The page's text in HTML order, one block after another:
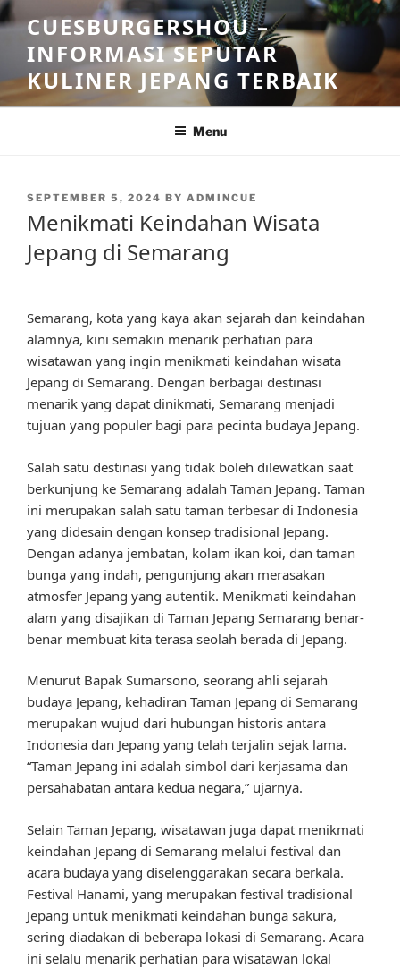
Skip
to
content
CUESBURGERSHOU –
INFORMASI SEPUTAR
KULINER JEPANG TERBAIK
Menu
POSTED
SEPTEMBER 5, 2024 BY ADMINCUE
Menikmati Keindahan Wisata
Jepang di Semarang
Semarang, kota yang kaya akan sejarah dan keindahan
alamnya, kini semakin menarik perhatian para
wisatawan yang ingin menikmati keindahan wisata
Jepang di Semarang. Dengan berbagai destinasi
menarik yang dapat dinikmati, Semarang menjadi
tujuan yang populer bagi para pecinta budaya Jepang.
Salah satu destinasi yang tidak boleh dilewatkan saat
berkunjung ke Semarang adalah Taman Jepang. Taman
ini merupakan salah satu taman terbesar di Indonesia
yang didesain dengan konsep tradisional Jepang.
Dengan adanya jembatan, kolam ikan koi, dan taman
bunga yang indah, pengunjung akan merasakan
atmosfer Jepang yang autentik. Menikmati keindahan
alam yang disajikan di Taman Jepang Semarang benar-
benar membuat kita terasa seolah berada di Jepang.
Menurut Bapak Sumarsono, seorang ahli sejarah
budaya Jepang, kehadiran Taman Jepang di Semarang
merupakan wujud dari hubungan historis antara
Indonesia dan Jepang yang telah terjalin sejak lama.
“Taman Jepang ini adalah simbol dari kerjasama dan
persahabatan antara kedua negara,” ujarnya.
Selain Taman Jepang, wisatawan juga dapat menikmati
keindahan Jepang di Semarang melalui festival dan
acara budaya yang diselenggarakan secara berkala.
Festival Hanami, yang merupakan festival tradisional
Jepang untuk menikmati keindahan bunga sakura,
sering diadakan di beberapa lokasi di Semarang. Acara
ini selalu menarik perhatian para wisatawan lokal